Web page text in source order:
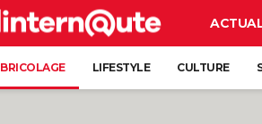
BRICOLAGE LIFESTYLE CULTURE